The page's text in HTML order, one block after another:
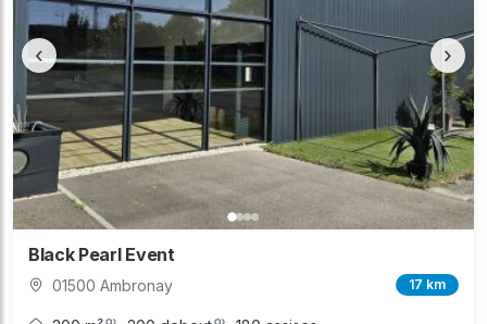
‹ ›
Black Pearl Event
01500 Ambronay 17 km